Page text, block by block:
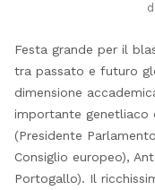
Festa grande per il
tra passato e futuro
dimensione
importante genetliaco
(Presidente
Consiglio europeo),
Portogallo). Il